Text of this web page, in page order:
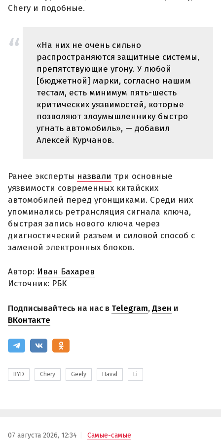
Chery и подобные.
«На них не очень сильно
распространяются защитные системы,
препятствующие угону. У любой
[бюджетной] марки, согласно нашим
тестам, есть минимум пять-шесть
критических уязвимостей, которые
позволяют злоумышленнику быстро
угнать автомобиль», — добавил
Алексей Курчанов.
Ранее эксперты назвали три основные
уязвимости современных китайских
автомобилей перед угонщиками. Среди них
упоминались ретрансляция сигнала ключа,
быстрая запись нового ключа через
диагностический разъем и силовой способ с
заменой электронных блоков.
Автор: Иван Бахарев
Источник: РБК
Подписывайтесь на нас в Telegram,Дзен и
ВКонтакте
BYD Chery Geely Haval Li
07 августа 2026, 12:34 Самые-самые